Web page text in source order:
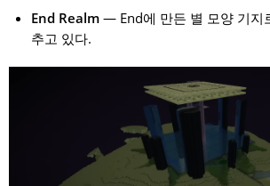
End Realm — End에 만든 별 모양 기지
추고 있다.